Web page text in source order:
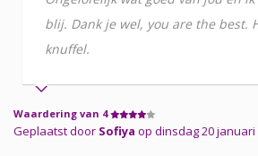
blij. Dank je wel, you are the best.
knuffel.
Waardering van 4
Geplaatst door Sofiya op dinsdag 20 januari